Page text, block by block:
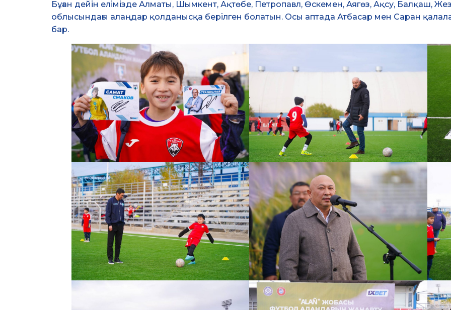
Бұған дейін елімізде Алматы, Шымкент, Ақтөбе, Петропавл, Өскемен, Аягөз, Ақсу, Балқаш,
облысындағы алаңдар қолданысқа берілген болатын. Осы аптада Атбасар мен Саран
бар.